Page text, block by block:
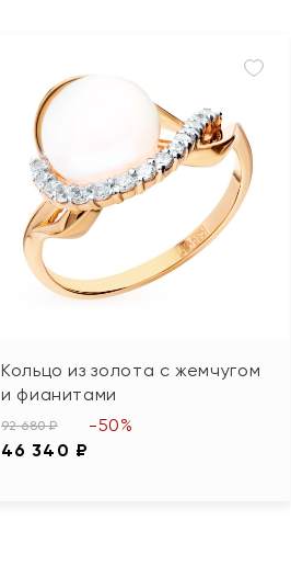
Кольцо из золота с жемчугом
и фианитами
92 680 ₽
46 340 ₽
-50%